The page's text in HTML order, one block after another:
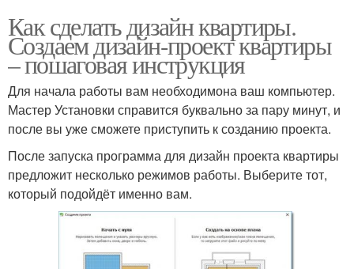
Как сделать дизайн квартиры.
Создаем дизайн-проект квартиры
– пошаговая инструкция
Для начала работы вам необходимона ваш компьютер.
Мастер Установки справится буквально за пару минут, и
после вы уже сможете приступить к созданию проекта.
После запуска программа для дизайн проекта квартиры
предложит несколько режимов работы. Выберите тот,
который подойдёт именно вам.